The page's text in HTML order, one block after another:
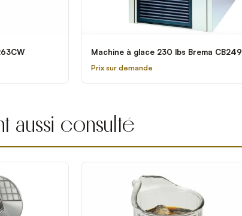
Machine à glace 230 lbs Brema CB249
Prix sur demande
aussi consulté